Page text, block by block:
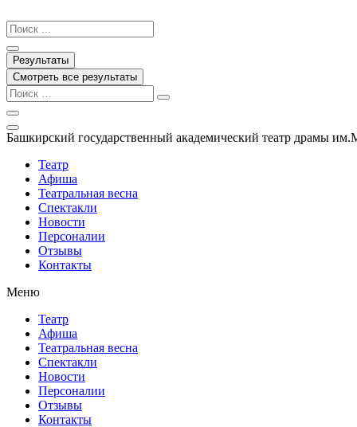
к
содержимому
Search
...
Результаты
Смотреть все результаты
Башкирский государственный академический театр драмы
Театр
Афиша
Театральная весна
Спектакли
Новости
Персоналии
Отзывы
Контакты
Меню
Театр
Афиша
Театральная весна
Спектакли
Новости
Персоналии
Отзывы
Контакты